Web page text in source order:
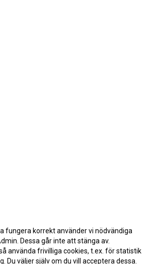
fungera korrekt använder vi nödvändiga
Dessa går inte att stänga av.
använda frivilliga cookies, t.ex. för statistik
Du väljer själv om du vill acceptera dessa.